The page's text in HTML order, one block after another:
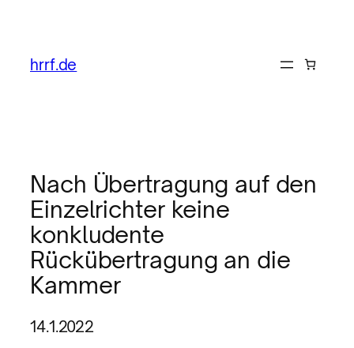
hrrf.de
Nach Übertragung auf den
Einzelrichter keine
konkludente
Rückübertragung an die
Kammer
14.1.2022